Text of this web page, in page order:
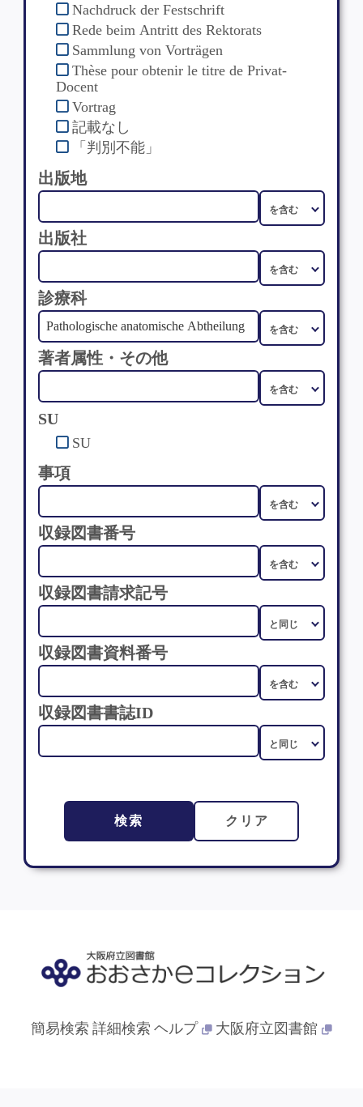
Nachdruck der Festschrift
Rede beim Antritt des Rektorats
Sammlung von Vorträgen
Thèse pour obtenir le titre de Privat-
Docent
Vortrag
記載なし
「判別不能」
出版地
出版社
診療科
著者属性・その他
SU
SU
事項
収録図書番号
収録図書請求記号
収録図書資料番号
収録図書書誌ID
検索 クリア
簡易検索 詳細検索 ヘルプ 大阪府立図書館